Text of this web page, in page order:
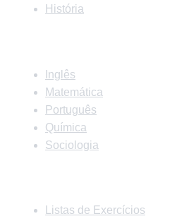
História
Inglês
Matemática
Português
Química
Sociologia
Listas de Exercícios